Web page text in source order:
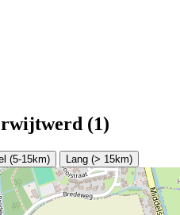
(1)
(5-15km) Lang (> 15km)